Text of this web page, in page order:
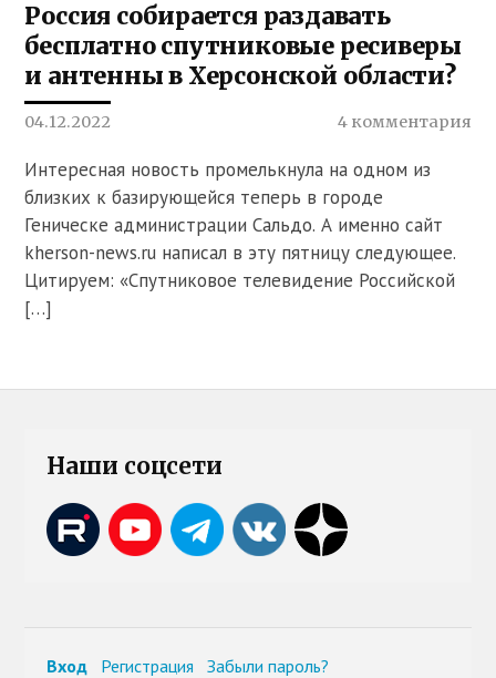
Россия собирается раздавать
бесплатно спутниковые ресиверы
и антенны в Херсонской области?
04.12.2022 4 комментария
Интересная новость промелькнула на одном из
близких к базирующейся теперь в городе
Геническе администрации Сальдо. А именно сайт
kherson-news.ru написал в эту пятницу следующее.
Цитируем: «Спутниковое телевидение Российской
[…]
Наши соцсети
Вход Регистрация
Забыли пароль?